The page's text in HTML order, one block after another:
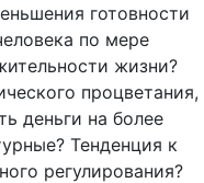
готовности
по мере
жизни?
процветания,
деньги на более
Тенденция к
регулирования?